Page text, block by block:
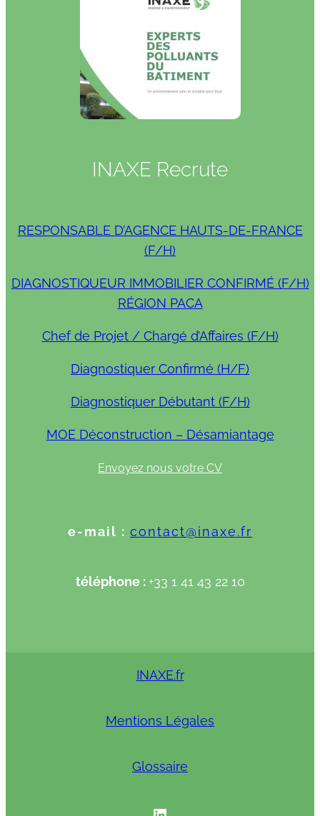
INAXE Recrute
RESPONSABLE D’AGENCE HAUTS-DE-FRANCE
(F/H)
DIAGNOSTIQUEUR IMMOBILIER CONFIRMÉ (F/H)
RÉGION PACA
Chef de Projet / Chargé d’Affaires (F/H)
Diagnostiquer Confirmé (H/F)
Diagnostiquer Débutant (F/H)
MOE Déconstruction – Désamiantage
Envoyez nous votre CV
e-mail : contact@inaxe.fr
téléphone : +33 1 41 43 22 10
INAXE.fr
Mentions Légales
Glossaire